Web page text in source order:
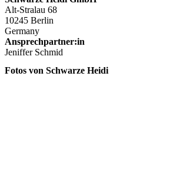
Alt-Stralau 68
10245 Berlin
Germany
Ansprechpartner:in
Jeniffer Schmid
Fotos von Schwarze Heidi